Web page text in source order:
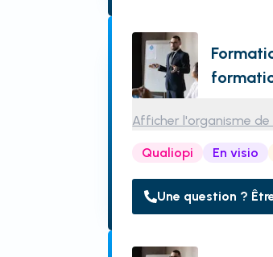
Afficher l'organisme
Qualiopi En visio
Une question ?